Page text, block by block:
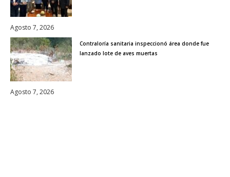
Agosto 7, 2026
Contraloría sanitaria inspeccionó área donde fue
lanzado lote de aves muertas
Agosto 7, 2026